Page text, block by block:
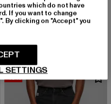
KARL KANI
81,99 EUR
Derzeitiger Preis: 81,99 EUR
99,99 EUR Aktionspreis:
-10%
which do not have
If you want to change
By clicking on "Accept" you
SETTINGS